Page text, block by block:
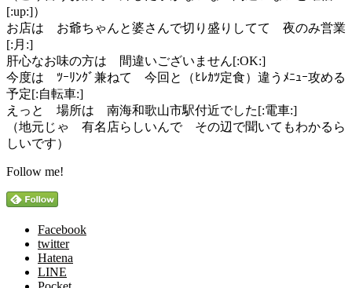
[:up:]）
お店は お爺ちゃんと婆さんで切り盛りしてて 夜のみ営業
[:月:]
肝心なお味の方は 間違いございません[:OK:]
今度は ﾂｰﾘﾝｸﾞ兼ねて 今回と（ﾋﾚｶﾂ定食）違うﾒﾆｭｰ攻める
予定[:自転車:]
えっと 場所は 南海和歌山市駅付近でした[:電車:]
（地元じゃ 有名店らしいんで その辺で聞いてもわかるら
しいです）
Follow me!
Facebook
twitter
Hatena
LINE